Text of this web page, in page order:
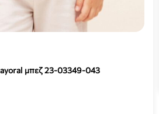
μπεζ 23-03349-043